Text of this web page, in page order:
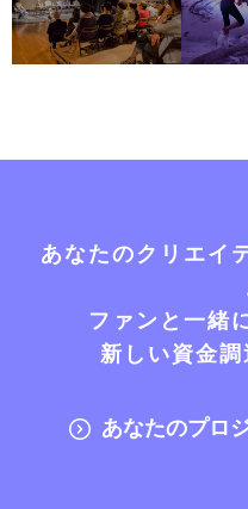
あなたのクリエイ
ファンと一緒
新しい資金
あなたのプロ